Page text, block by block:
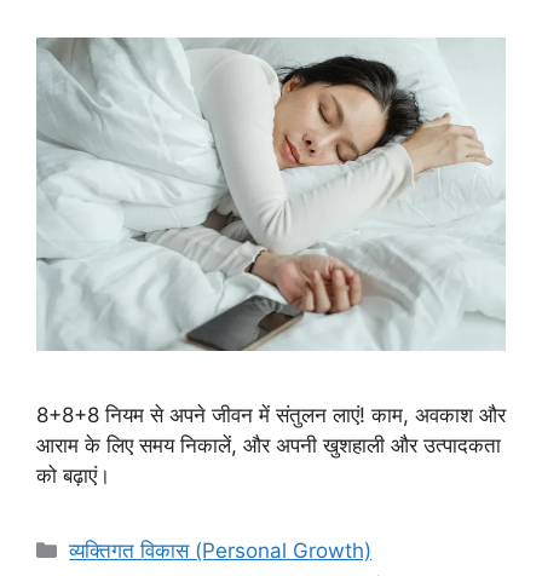
8+8+8 नियम से अपने जीवन में संतुलन लाएं! काम, अवकाश और
आराम के लिए समय निकालें, और अपनी खुशहाली और उत्पादकता
को बढ़ाएं।
Categories
व्यक्तिगत विकास (Personal Growth)